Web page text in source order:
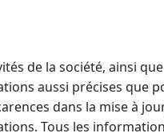
de la société, ainsi
aussi précises que
dans la mise à
Tous les